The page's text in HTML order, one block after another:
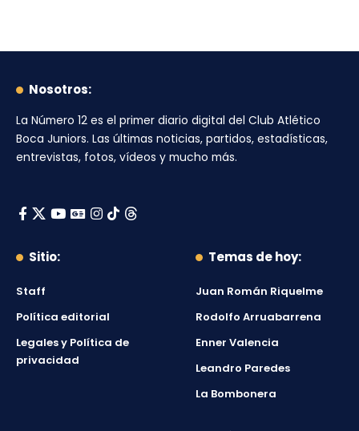
Nosotros:
La Número 12 es el primer diario digital del Club Atlético
Boca Juniors. Las últimas noticias, partidos, estadísticas,
entrevistas, fotos, vídeos y mucho más.
Sitio:
Staff
Política editorial
Legales y Política de
privacidad
Temas de hoy:
Juan Román Riquelme
Rodolfo Arruabarrena
Enner Valencia
Leandro Paredes
La Bombonera